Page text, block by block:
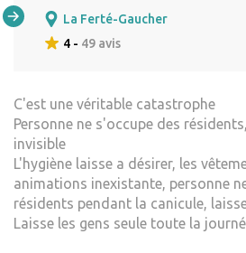
La Ferté-Gaucher
4 - 49 avis
C'est une véritable catastrophe
Personne ne s'occupe des
invisible
L'hygiène laisse a désirer, les
animations inexistante, personne
résidents pendant la canicule,
Laisse les gens seule toute la